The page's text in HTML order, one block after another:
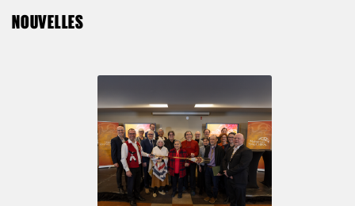
NOUVELLES